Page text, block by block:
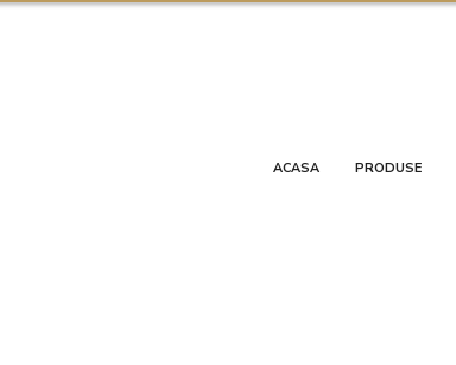
ACASA PRODUSE